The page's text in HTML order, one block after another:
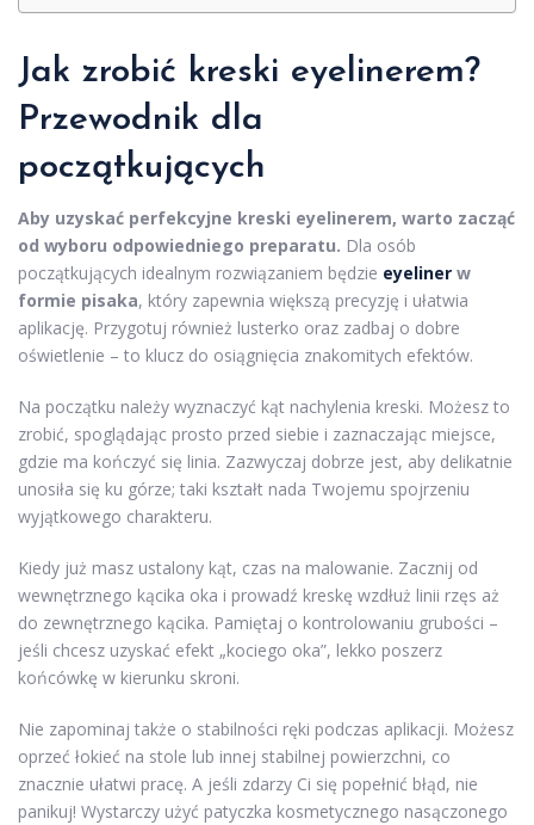
Jak zrobić kreski eyelinerem?
Przewodnik dla
początkujących
Aby uzyskać perfekcyjne kreski eyelinerem, warto zacząć
od wyboru odpowiedniego preparatu. Dla osób
początkujących idealnym rozwiązaniem będzie eyeliner w
formie pisaka, który zapewnia większą precyzję i ułatwia
aplikację. Przygotuj również lusterko oraz zadbaj o dobre
oświetlenie – to klucz do osiągnięcia znakomitych efektów.
Na początku należy wyznaczyć kąt nachylenia kreski. Możesz to
zrobić, spoglądając prosto przed siebie i zaznaczając miejsce,
gdzie ma kończyć się linia. Zazwyczaj dobrze jest, aby delikatnie
unosiła się ku górze; taki kształt nada Twojemu spojrzeniu
wyjątkowego charakteru.
Kiedy już masz ustalony kąt, czas na malowanie. Zacznij od
wewnętrznego kącika oka i prowadź kreskę wzdłuż linii rzęs aż
do zewnętrznego kącika. Pamiętaj o kontrolowaniu grubości –
jeśli chcesz uzyskać efekt „kociego oka”, lekko poszerz
końcówkę w kierunku skroni.
Nie zapominaj także o stabilności ręki podczas aplikacji. Możesz
oprzeć łokieć na stole lub innej stabilnej powierzchni, co
znacznie ułatwi pracę. A jeśli zdarzy Ci się popełnić błąd, nie
panikuj! Wystarczy użyć patyczka kosmetycznego nasączonego